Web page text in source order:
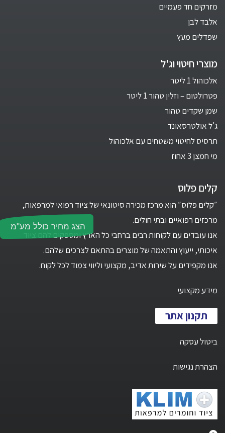
הצג מחיר כולל מע"מ
מזרקים חד פעמיים
אלבד לבן
שפדלים מעץ
מוצרי חיטוי וג'ל
אלכוהול 1 ליטר
פטרולטום – וזלין טהור 1 ליטר
שמן שקדים טהור
ג'ל אולטרסאונד
תרסיס לחיטוי משטחים עם אלכוהול
מי חמצן 3 אחוז
קלים פלוס
״קלים פלוס״ הוא מרכז מכירה סיטונאי של ציוד רפואי למרפאות,
מרכזים רפואיים ובתי חולים.
אנו עובדים עם לקוחות רבים ברחבי כל הארץ ומספקים להם ציוד
איכותי, ייעוץ והתאמה של מוצרים בהתאם לצרכים שלהם.
אנו מקפידים על שירות אדיב, מקצועי וליווי צמוד לכל לקוח.
מידע מקצועי
תקנון אתר
ביטול עסקה
הצהרת נגישות